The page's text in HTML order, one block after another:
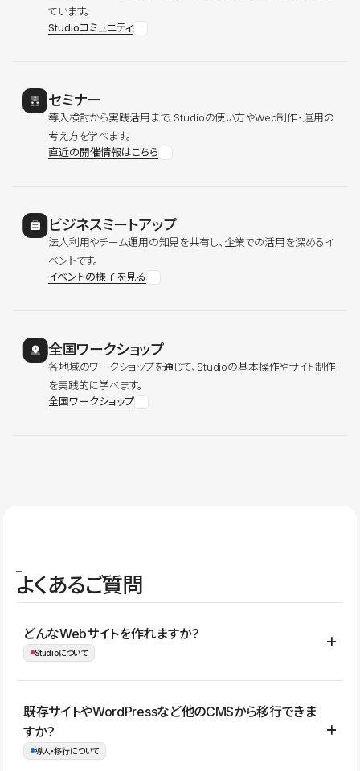
ています。
Studioコミュニティ
セミナー
導入検討から実践活用まで、Studioの使い方やWeb制作・運用の
考え方を学べます。
直近の開催情報はこちら
ビジネスミートアップ
法人利用やチーム運用の知見を共有し、企業での活用を深めるイ
ベントです。
イベントの様子を見る
全国ワークショップ
各地域のワークショップを通じて、Studioの基本操作やサイト制作
を実践的に学べます。
全国ワークショップ
よくあるご質問
どんなWebサイトを作れますか？
Studioについて
コーポレートサイト、サービスサイト、LP、採用サイト、ブロ
グ・メディア、イベントサイト、店舗・商品紹介サイト、ポートフ
ォリオなど幅広く制作できます。
既存サイトやWordPressなど他のCMSから移行できま
すか？
導入・移行について